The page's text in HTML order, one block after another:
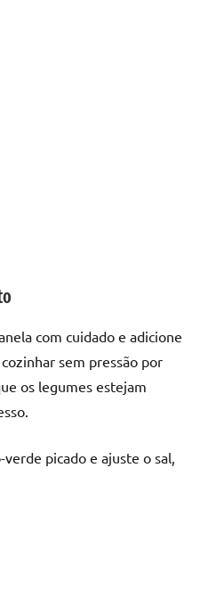
com cuidado e adicione
sem pressão por
os legumes estejam
picado e ajuste o sal,